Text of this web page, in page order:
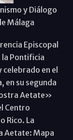
y Diálogo
Málaga
Episcopal
Pontificia
en el
en su segunda
Aetate»
Centro
Rico. La
Aetate: Mapa